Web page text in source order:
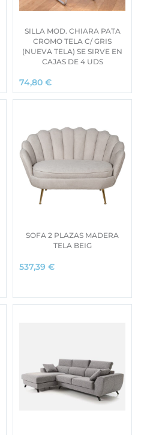
SILLA MOD. CHIARA PATA
CROMO TELA C/ GRIS
(NUEVA TELA) SE SIRVE EN
CAJAS DE 4 UDS
74,80 €
SOFA 2 PLAZAS MADERA
TELA BEIG
537,39 €